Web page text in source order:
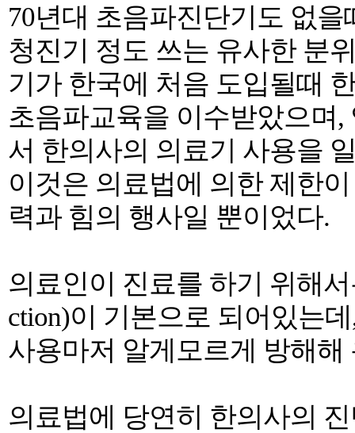
70년대 초음파진단기도 없
청진기 정도 쓰는 유사한 분
기가 한국에 처음 도입될때
초음파교육을 이수받았으며
서 한의사의 의료기 사용을
이것은 의료법에 의한 제한
력과 힘의 행사일 뿐이었다.
의료인이 진료를 하기 위해
ction)이 기본으로 되어있는
사용마저 알게모르게 방해해
의료법에 당연히 한의사의